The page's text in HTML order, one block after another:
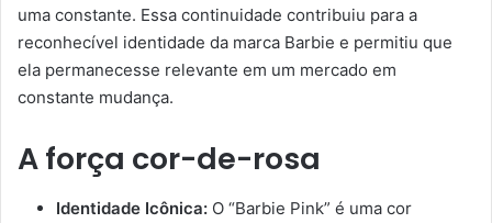
uma constante. Essa continuidade contribuiu para a
reconhecível identidade da marca Barbie e permitiu que
ela permanecesse relevante em um mercado em
constante mudança.
A força cor-de-rosa
Identidade Icônica: O “Barbie Pink” é uma cor